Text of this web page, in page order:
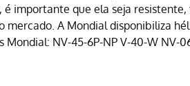
importante que ela seja
A Mondial disponibiliza
NV-45-6P-NP V-40-W NV-